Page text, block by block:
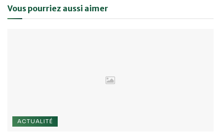
Vous pourriez aussi aimer
ACTUALITÉ